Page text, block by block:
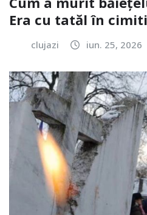
Era cu tatăl în
clujazi iun. 25, 2026